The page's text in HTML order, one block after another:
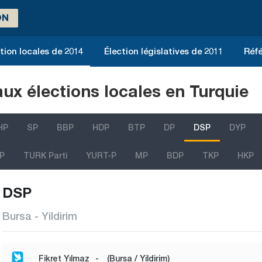
locales de 2014 Élection législatives de 2011
élections locales en Turquie
SP BBP HDP BTP DP DSP DYP
TURK Parti YURT-P MP BDP TKP HKP
DSP
Bursa - Yildirim
Fikret Yılmaz - (Bursa / Yildirim)